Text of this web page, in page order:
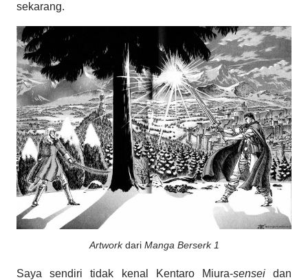
sekarang.
Artworkdari Manga Berserk 1
Saya sendiri tidak kenal Kentaro Miura-senseidan